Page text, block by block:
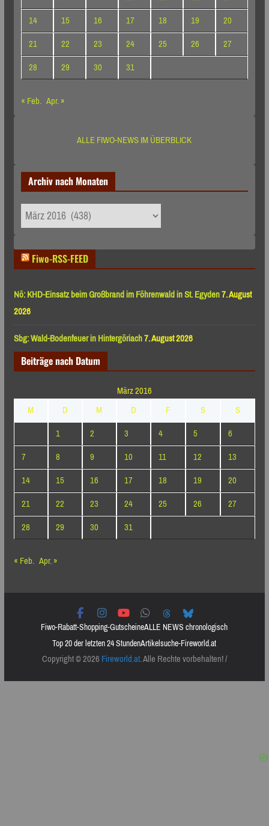
14
15 16 17 18 19
20
21
22 23 24 25 26
27
28
29 30
31
« Feb. Apr. »
ALLE FIWO-NEWS IM ÜBERBLICK
Archiv nach Monaten
Archiv
nach
Fiwo-RSS-FEED
Nö: KHD-Einsatz beim Großbrand im Föhrenwald in St. Egyden7. August
2026
Sbg: Wald-Bodenfeuer in Hintergöriach7. August 2026
Beiträge nach Datum
März 2016
M
D M D F S
S
1
2 3 4 5
6
7
8 9 10 11 12
13
14
15 16 17 18 19
20
21
22 23 24 25 26
27
28
29 30
31
« Feb. Apr. »
Fiwo-Rabatt-Shopping-GutscheineALLE NEWS chronologisch
Top 20 der letzten 24 StundenArtikelsuche-Fireworld.at
Copyright © 2026Fireworld.at. Alle Rechte vorbehalten! /